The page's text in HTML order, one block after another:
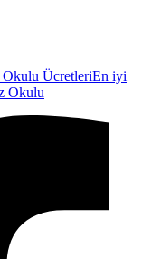
Okulu ÜcretleriEn iyi
Okulu